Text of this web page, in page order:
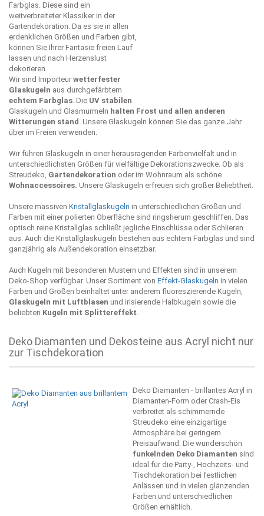
Farbglas. Diese sind ein
weitverbreiteter Klassiker in der
Gartendekoration. Da es sie in allen
erdenklichen Größen und Farben gibt,
können Sie Ihrer Fantasie freien Lauf
lassen und nach Herzenslust
dekorieren.
Wir sind Importeur wetterfester
Glaskugeln aus durchgefärbtem
echtem Farbglas. Die UV stabilen
Glaskugeln und Glasmurmeln halten Frost und allen anderen
Witterungen stand . Unsere Glaskugeln können Sie das ganze Jahr
über im Freien verwenden.
Wir führen Glaskugeln in einer herausragenden Farbenvielfalt und in
unterschiedlichsten Größen für vielfältige Dekorationszwecke. Ob als
Streudeko, Gartendekoration oder im Wohnraum als schöne
Wohnaccessoires. Unsere Glaskugeln erfreuen sich großer Beliebtheit.
Unsere massiven Kristallglaskugeln in unterschiedlichen Größen und
Farben mit einer polierten Oberfläche sind ringsherum geschliffen. Das
optisch reine Kristallglas schließt jegliche Einschlüsse oder Schlieren
aus. Auch die Kristallglaskugeln bestehen aus echtem Farbglas und sind
ganzjährig als Außendekoration einsetzbar.
Auch Kugeln mit besonderen Mustern und Effekten sind in unserem
Deko-Shop verfügbar. Unser Sortiment von Effekt-Glaskugeln in vielen
Farben und Größen beinhaltet unter anderem fluoreszierende Kugeln,
Glaskugeln mit Luftblasen und irisierende Halbkugeln sowie die
beliebten Kugeln mit Splittereffekt.
Deko Diamanten und Dekosteine aus Acryl nicht nur
zur Tischdekoration
Deko Diamanten - brillantes Acryl in
Diamanten-Form oder Crash-Eis
verbreitet als schimmernde
Streudeko eine einzigartige
Atmosphäre bei geringem
Preisaufwand. Die wunderschön
funkelnden Deko Diamanten sind
ideal für die Party-, Hochzeits- und
Tischdekoration bei festlichen
Anlässen und in vielen glänzenden
Farben und unterschiedlichen
Größen erhältlich.